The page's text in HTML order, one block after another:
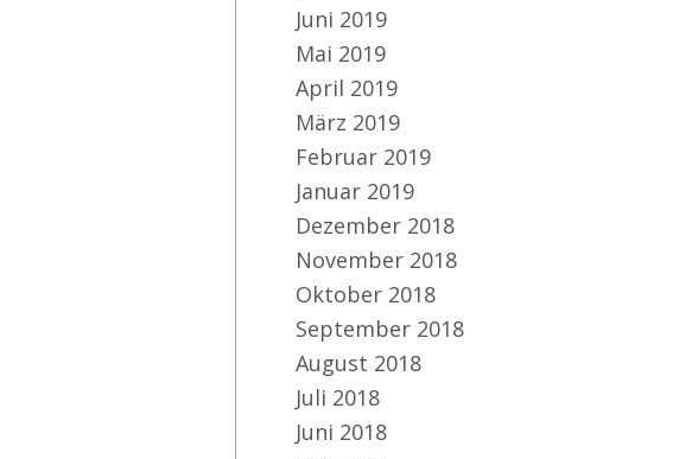
Juni 2019
Mai 2019
April 2019
März 2019
Februar 2019
Januar 2019
Dezember 2018
November 2018
Oktober 2018
September 2018
August 2018
Juli 2018
Juni 2018